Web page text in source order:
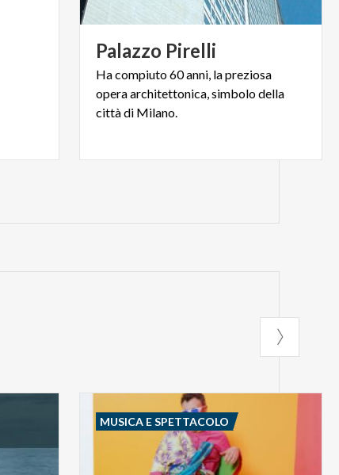
Palazzo Pirelli
Ha compiuto 60 anni, la preziosa
opera architettonica, simbolo della
città di Milano.
MUSICA E SPETTACOLO